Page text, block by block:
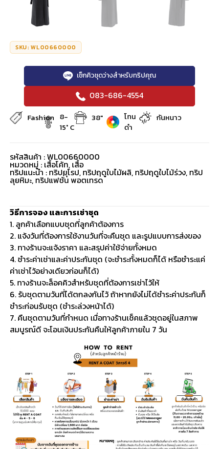
SKU: WL00660000
เช็กคิวชุดว่างสำหรับทริปคุณ
083-686-4554
Fashion 8-
15° C
38"
โทน
ดำ
กันหนาว
รหัสสินค้า : WL00660000
หมวดหมู่ : เสื้อโค้ท, เสื้อ
ทริปแนะนำ : ทริปยุโรป, ทริปฤดูใบไม้ผลิ, ทริปฤดูใบไม้ร่วง, ทริป
ลุยหิมะ, ทริปแฟชั่น พอตเทรด
วิธีการจอง และการเช่าชุด
1. ลูกค้าเลือกแบบชุดที่ลูกค้าต้องการ
2. แจ้งวันที่ต้องการใช้งานวันที่จะคืนชุด และรูปแบบการส่งของ
3. ทางร้านจะแจ้งราคา และสรุปค่าใช้จ่ายทั้งหมด
4. ชำระค่าเช่าและค่าประกันชุด (จะชำระทั้งหมดก็ได้ หรือชำระแค่
ค่าเช่าไว้อย่างเดียวก่อนก็ได้)
5. ทางร้านจะล็อคคิวสำหรับชุดที่ต้องการเช่าไว้ให้
6. รับชุดตามวันที่ได้ตกลงกันไว้ ถ้าหากยังไม่ได้ชำระค่าประกันก็
ชำระก่อนรับชุด (ชำระล่วงหน้าได้)
7. คืนชุดตามวันที่กำหนด เมื่อทางร้านเช็คแล้วชุดอยู่ในสภาพ
สมบูรณ์ดี จะโอนเงินประกันคืนให้ลูกค้าภายใน 7 วัน